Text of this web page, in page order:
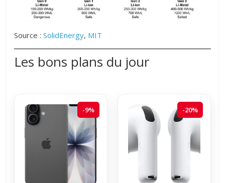
Source :SolidEnergy, MIT
Les bons plans du jour
-9% -20%